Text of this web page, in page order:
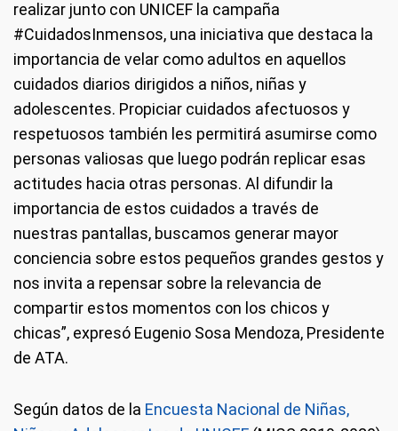
realizar junto con UNICEF la campaña
#CuidadosInmensos, una iniciativa que destaca la
importancia de velar como adultos en aquellos
cuidados diarios dirigidos a niños, niñas y
adolescentes. Propiciar cuidados afectuosos y
respetuosos también les permitirá asumirse como
personas valiosas que luego podrán replicar esas
actitudes hacia otras personas. Al difundir la
importancia de estos cuidados a través de
nuestras pantallas, buscamos generar mayor
conciencia sobre estos pequeños grandes gestos y
nos invita a repensar sobre la relevancia de
compartir estos momentos con los chicos y
chicas”, expresó Eugenio Sosa Mendoza, Presidente
de ATA.
Según datos de la Encuesta Nacional de Niñas,